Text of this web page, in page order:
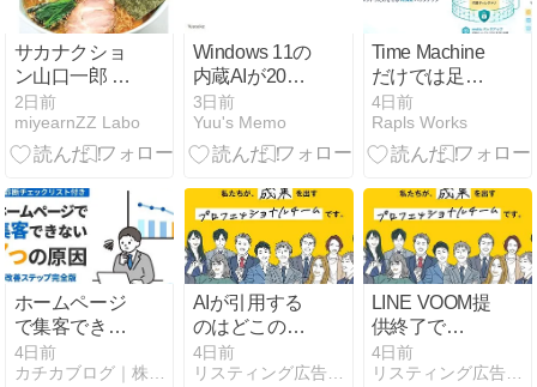
サカナクショ
ン山口一郎 千
葉の客層がや
んちゃすぎる
山岡家を語る
2日前
miyearnZZ Labo
Windows 11の
内蔵AIが2026
年11月に入れ
替わる｜Phi
Silica削除と
行の全貌
3日前
Yuu's Memo
Time Machine
だけでは足り
なかった。
resticでワーク
スペースだけ
にNASへ残す
4日前
Rapls Works
ホームページ
で集客できな
い7つの原因
｜診断チェッ
4日前
AIが引用する
のはどこのサ
イトから？自
社ホームペー
4日前
LINE VOOM提
供終了で
「LINEヤフー
広告」はどう
4日前